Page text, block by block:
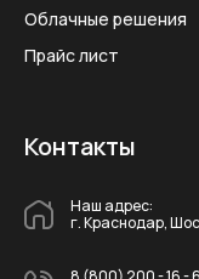
Контакты
Наш адрес:
г. Краснодар,
Облачные решения
Прайс лист